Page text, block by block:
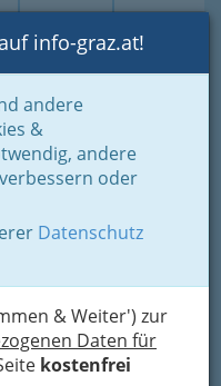
Login Toggle
info-graz.at!
andere
&
andere
oder
Datenschutz
& Weiter') zur
Daten für
kostenfrei
- Familien
Dyskalkulie